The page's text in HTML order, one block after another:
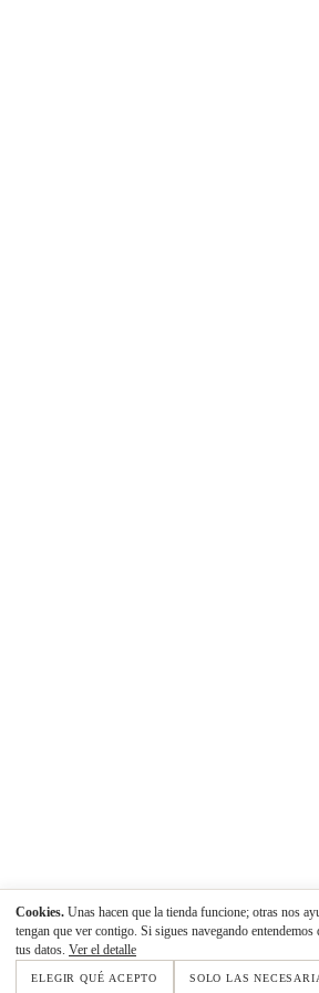
Cookies. Unas hacen que la tienda funcione; otras nos
tengan que ver contigo. Si sigues navegando entendemos
tus datos. Ver el detalle
ELEGIR QUÉ ACEPTO SOLO LAS